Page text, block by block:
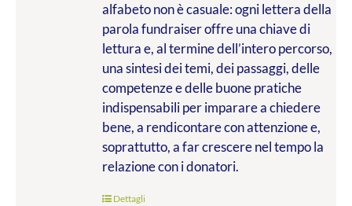
alfabeto non è casuale: ogni lettera della
parola fundraiser offre una chiave di
lettura e, al termine dell’intero percorso,
una sintesi dei temi, dei passaggi, delle
competenze e delle buone pratiche
indispensabili per imparare a chiedere
bene, a rendicontare con attenzione e,
soprattutto, a far crescere nel tempo la
relazione con i donatori.
Dettagli